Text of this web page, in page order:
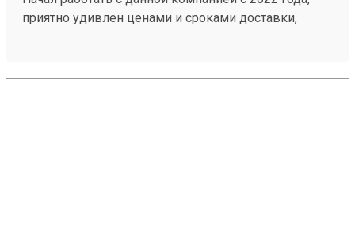
приятно удивлен ценами и сроками доставки,
отзываются на просьбу привлечь складкой